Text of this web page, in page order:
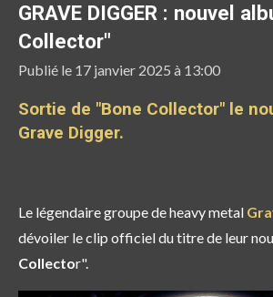
GRAVE DIGGER : nouvel
Collector"
Publié le 17 janvier 2025 à 13:00
Sortie de "Bone Collector" le
Grave Digger.
Le légendaire groupe de heavy metal
dévoiler le clip officiel du titre de leur
Collector".